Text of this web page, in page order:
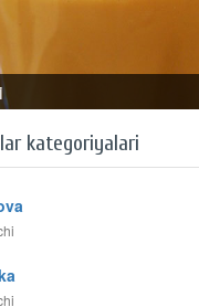
kategoriyalari